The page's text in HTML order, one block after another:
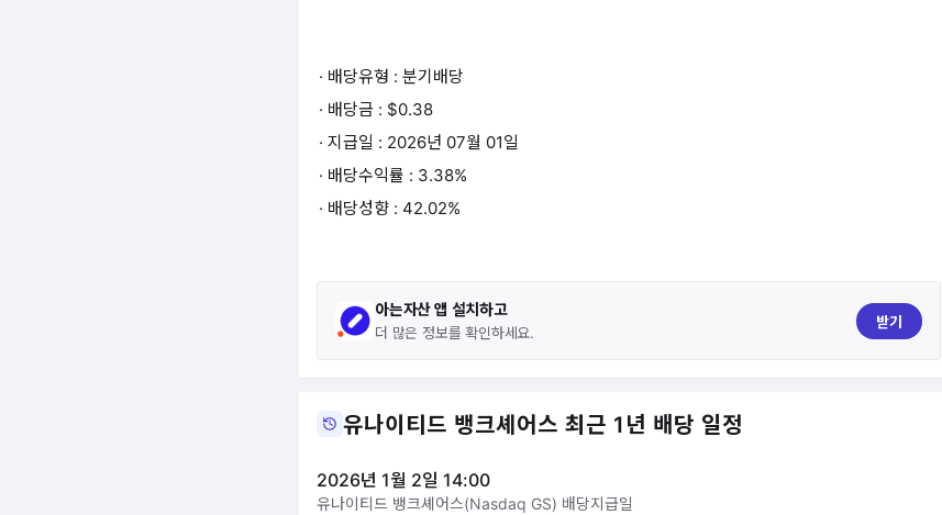
· 배당유형 : 분기배당
· 배당금 : $0.38
· 지급일 : 2026년 07월 01일
· 배당수익률 : 3.38%
· 배당성향 : 42.02%
아는자산 앱 설치하고
더 많은 정보를 확인하세요.
받기
유나이티드 뱅크셰어스 최근 1년 배당 일정
2026년 1월 2일 14:00
유나이티드 뱅크셰어스(Nasdaq GS) 배당지급일